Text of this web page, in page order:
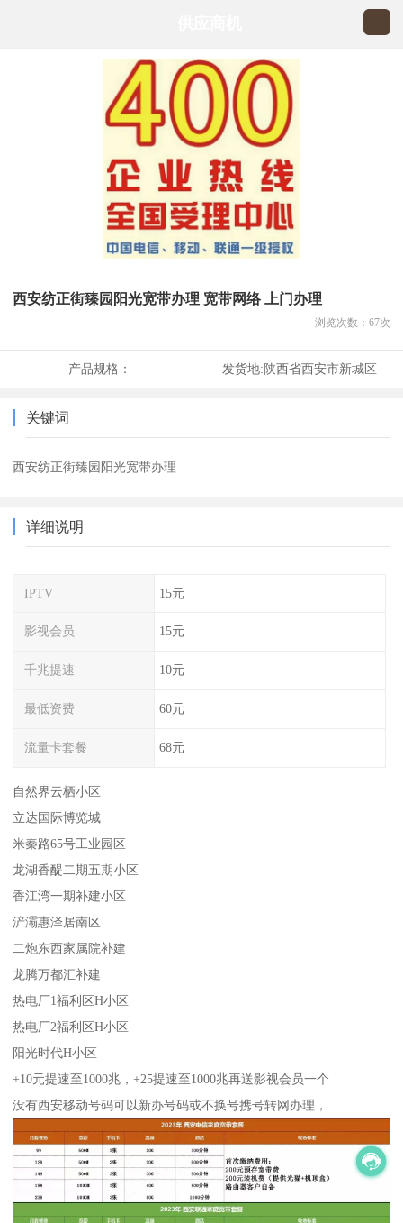
西安纺正街臻园阳光宽带办理 宽带网络 上门办理
浏览次数： 67次
产品规格： 发货地:陕西省西安市新城区
关键词
西安纺正街臻园阳光宽带办理
详细说明
IPTV 15元
影视会员 15元
千兆提速 10元
最低资费 60元
流量卡套餐 68元
自然界云栖小区
立达国际博览城
米秦路65号工业园区
龙湖香醍二期五期小区
香江湾一期补建小区
浐灞惠泽居南区
二炮东西家属院补建
龙腾万都汇补建
热电厂1福利区H小区
热电厂2福利区H小区
阳光时代H小区
+10元提速至1000兆，+25提速至1000兆再送影视会员一个
没有西安移动号码可以新办号码或不换号携号转网办理，